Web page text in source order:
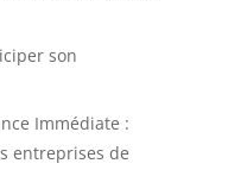
son
Immédiate :
entreprises de